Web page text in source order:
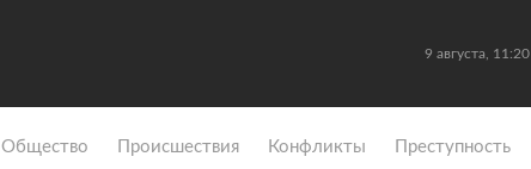
9 августа, 11:20
Общество Происшествия Конфликты Преступность